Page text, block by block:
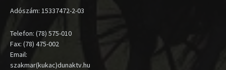
Adószám: 15337472-2-03
Telefon: (78) 575-010
Fax: (78) 475-002
Email:
szakmar(kukac)dunaktv.hu